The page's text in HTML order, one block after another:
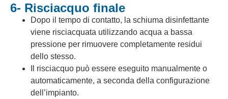
6- Risciacquo finale
Dopo il tempo di contatto, la schiuma disinfettante
viene risciacquata utilizzando acqua a bassa
pressione per rimuovere completamente residui
dello stesso.
Il risciacquo può essere eseguito manualmente o
automaticamente, a seconda della configurazione
dell’impianto.